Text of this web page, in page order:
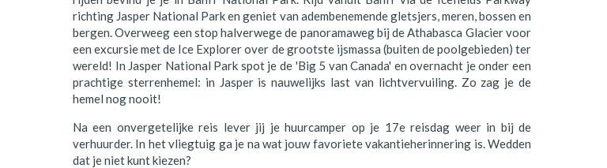
richting Jasper National Park en geniet van adembenemende gletsjers, meren, bossen en
bergen. Overweeg een stop halverwege de panoramaweg bij de Athabasca Glacier voor
een excursie met de Ice Explorer over de grootste ijsmassa (buiten de poolgebieden) ter
wereld! In Jasper National Park spot je de 'Big 5 van Canada' en overnacht je onder een
prachtige sterrenhemel: in Jasper is nauwelijks last van lichtvervuiling. Zo zag je de
hemel nog nooit!
Na een onvergetelijke reis lever jij je huurcamper op je 17e reisdag weer in bij de
verhuurder. In het vliegtuig ga je na wat jouw favoriete vakantieherinnering is. Wedden
dat je niet kunt kiezen?